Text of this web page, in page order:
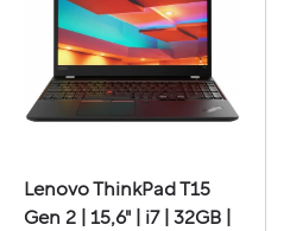
Lenovo ThinkPad T15
Gen 2 | 15,6" | i7 | 32GB |